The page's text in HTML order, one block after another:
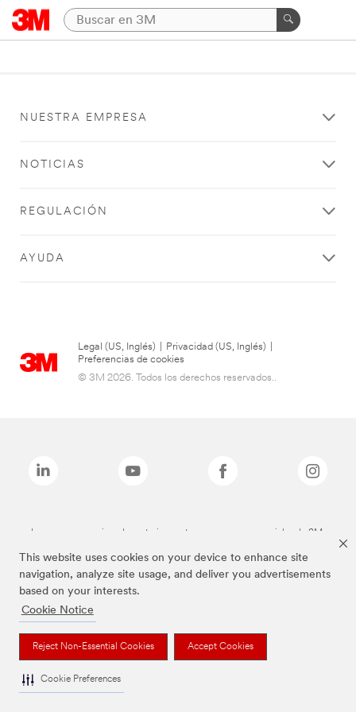
This website uses cookies on your device to enhance site
navigation, analyze site usage, and deliver you advertisements
based on your interests.
Cookie Notice
Reject Non-Essential Cookies Accept Cookies
Cookie Preferences
NUESTRA EMPRESA
NOTICIAS
REGULACIÓN
AYUDA
Legal (US, Inglés) Privacidad (US, Inglés)
Preferencias de cookies
© 3M 2026. Todos los derechos reservados..
Las marcas mencionadas anteriormente son marcas comerciales de 3M.